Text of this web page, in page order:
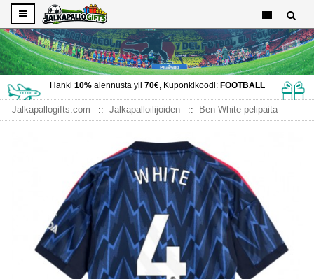
Hanki 10%alennusta yli 70€, Kuponkikoodi: FOOTBALL
Jalkapallogifts.com Jalkapalloilijoiden
Ben White pelipaita